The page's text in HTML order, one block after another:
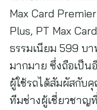
Max Card
Plus, PT Max
ธรรมเนียม 599 บ
มากมาย ซึ่งถือเป็น
ผู้ใช้รถได้สัมผัสกับ
ทีมช่างผู้เชี่ยวชาญ